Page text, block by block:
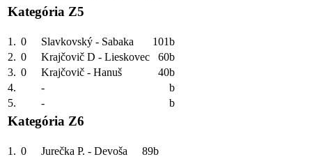
Kategória Z5
1. 0 Slavkovský - Sabaka
101b
2. 0 Krajčovič D - Lieskovec
60b
3. 0 Krajčovič - Hanuš
40b
4.
-
b
5.
- b
Kategória Z6
1. 0 Jurečka P. - Devoša
89b